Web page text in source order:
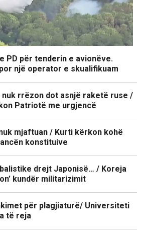
PD për tenderin e avionëve.
një operator e skualifikuam
nuk rrëzon dot asnjë raketë ruse /
Patriotë me urgjencë
mjaftuan / Kurti kërkon kohë
konstituive
drejt Japonisë… / Koreja
kundër militarizimit
për plagjiaturë/ Universiteti
të reja